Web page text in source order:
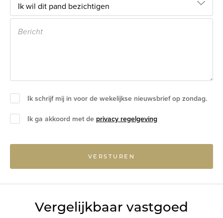
Ik schrijf mij in voor de wekelijkse nieuwsbrief op zondag.
Ik ga akkoord met de privacy regelgeving
VERSTUREN
Vergelijkbaar vastgoed